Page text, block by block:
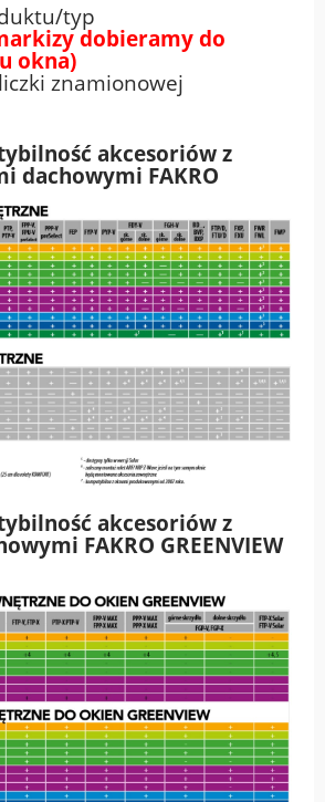
typ
dobieramy do
okna)
znamionowej
akcesoriów z
dachowymi FAKRO
akcesoriów z
FAKRO GREENVIEW